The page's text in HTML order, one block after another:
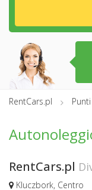
RentCars.pl
RentCars.pl
Kluczbork, Centro